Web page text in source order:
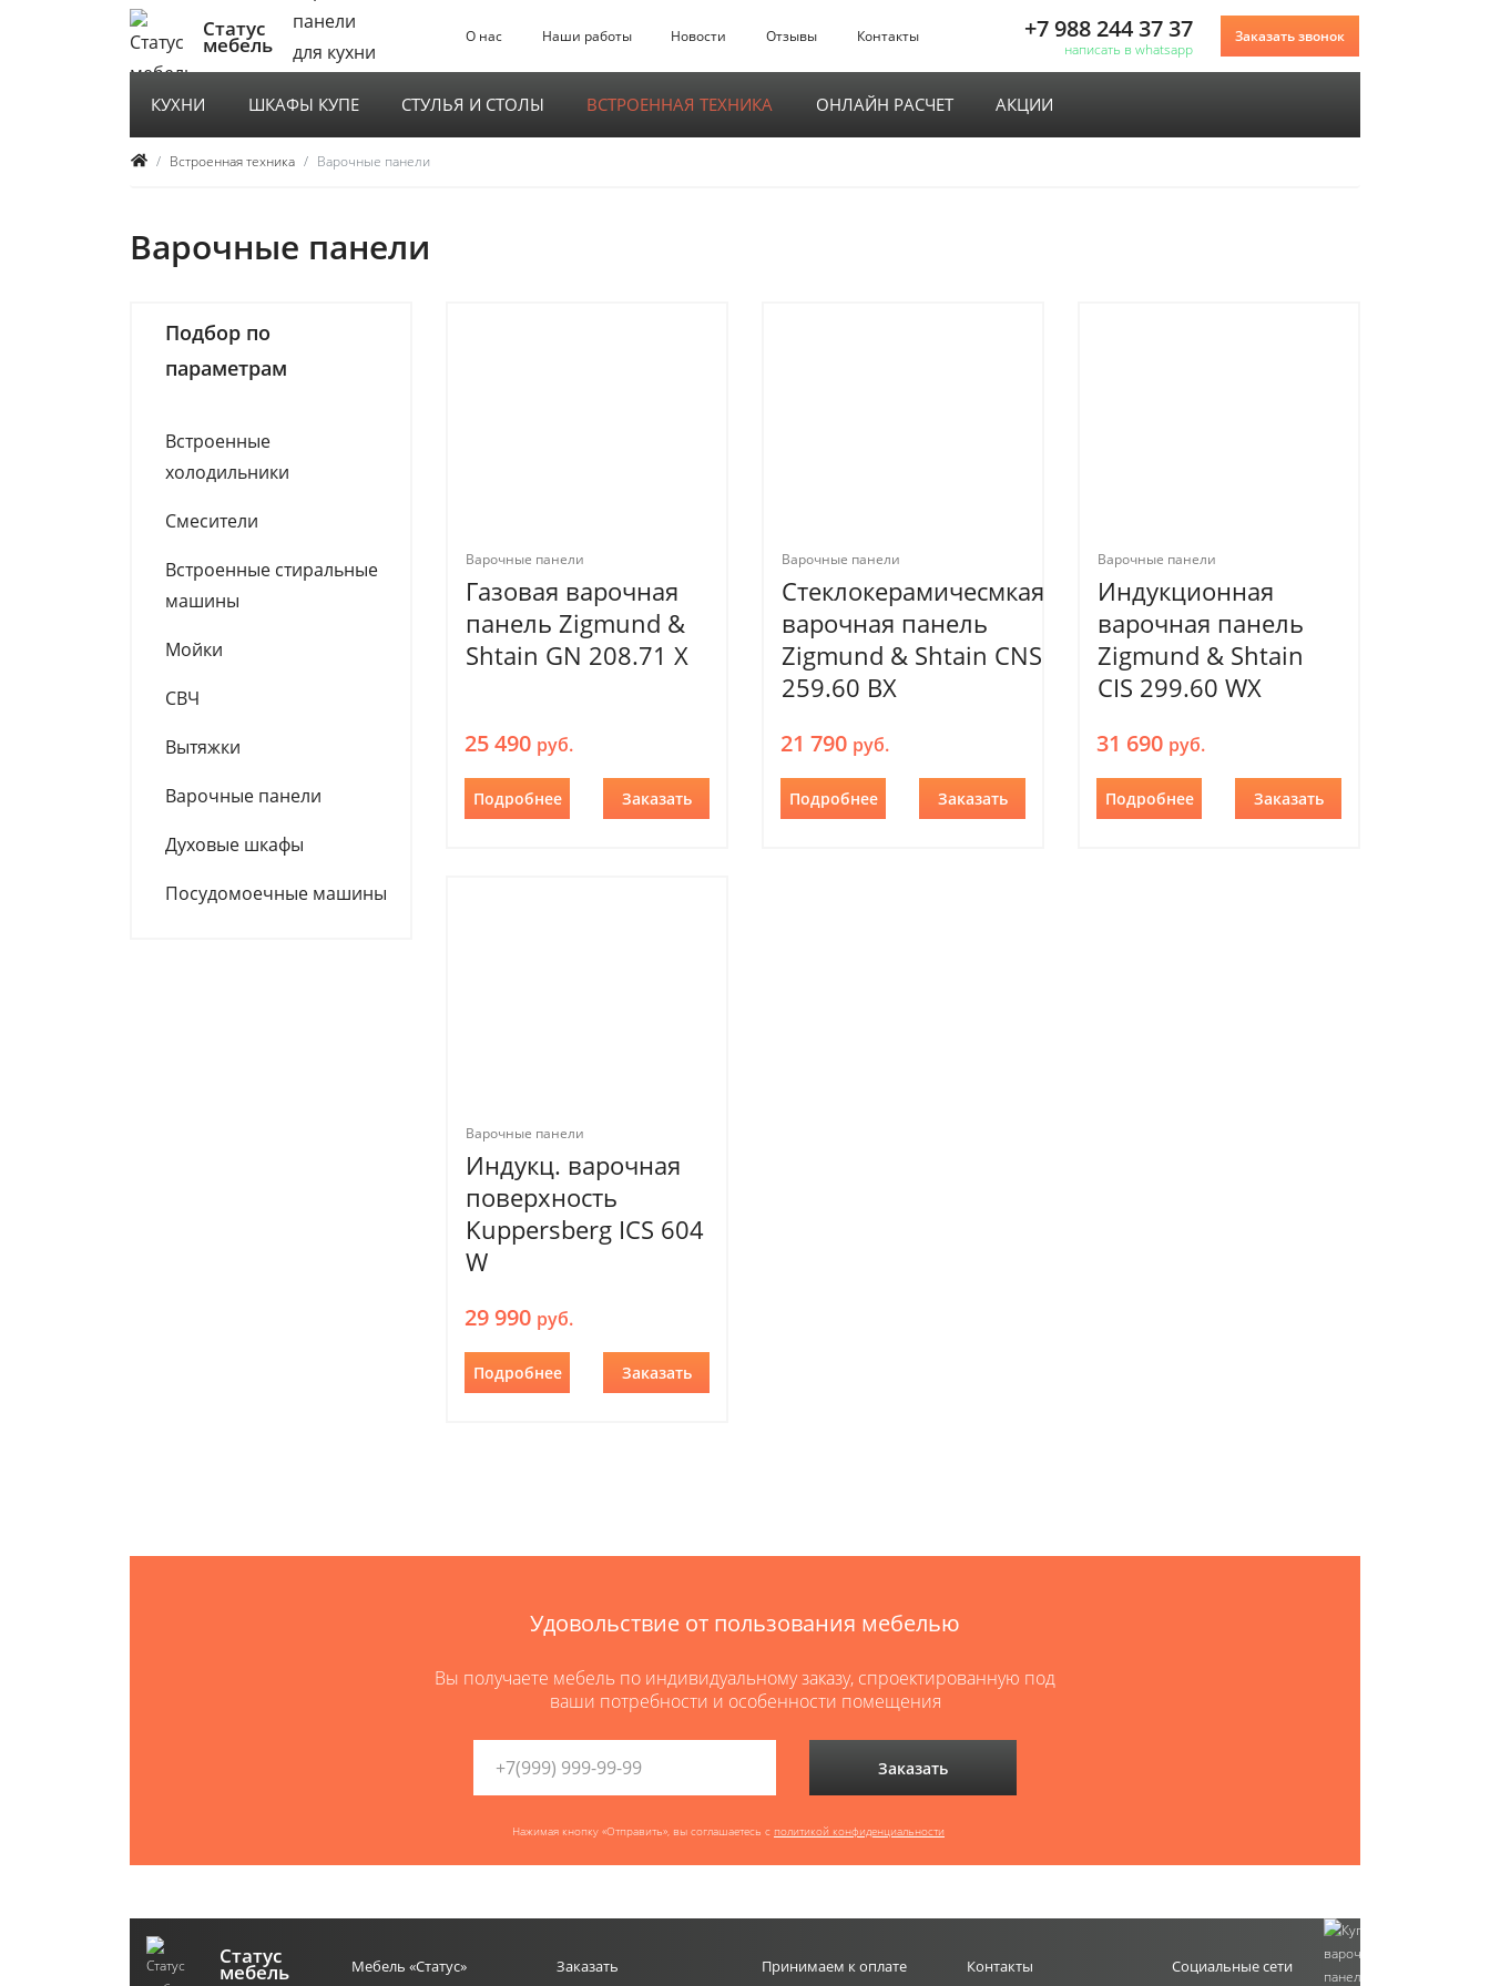
Статус
мебель О нас Наши работы Новости Отзывы Контакты +7 988 244 37 37
написать в whatsapp
Заказать звонок
КУХНИ ШКАФЫ КУПЕ СТУЛЬЯ И СТОЛЫ ВСТРОЕННАЯ ТЕХНИКА ОНЛАЙН РАСЧЕТ АКЦИИ
Встроенная техника Варочные панели
Варочные панели
Подбор по
параметрам
Встроенные
холодильники
Смесители
Встроенные стиральные
машины
Мойки
СВЧ
Вытяжки
Варочные панели
Духовые шкафы
Посудомоечные машины
Варочные панели
Газовая варочная
панель Zigmund &
Shtain GN 208.71 X
25 490 руб.
Подробнее Заказать
Варочные панели
Стеклокерамичесмкая
варочная панель
Zigmund & Shtain CNS
259.60 BХ
21 790 руб.
Подробнее Заказать
Варочные панели
Индукционная
варочная панель
Zigmund & Shtain
CIS 299.60 WX
31 690 руб.
Подробнее Заказать
Варочные панели
Индукц. варочная
поверхность
Kuppersberg ICS 604
W
29 990 руб.
Подробнее Заказать
Удовольствие от пользования мебелью
Вы получаете мебель по индивидуальному заказу, спроектированную под
ваши потребности и особенности помещения
Заказать
Нажимая кнопку «Отправить», вы соглашаетесь с политикой конфиденциальности
Статус
мебель Мебель «Статус» Заказать Принимаем к оплате Контакты Социальные сети